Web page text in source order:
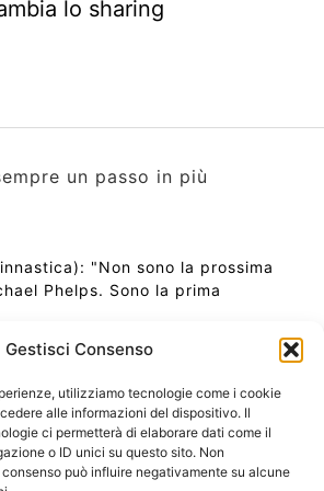
Gestisci Consenso
utilizziamo tecnologie come i cookie
alle informazioni del dispositivo. Il
ci permetterà di elaborare dati come il
o ID unici su questo sito. Non
può influire negativamente su alcune
lo sharing
un passo in più
"Non sono la prossima
Phelps. Sono la prima
in questo momento
Potrebbe Essere per
Stai Ascendendo alla Quinta